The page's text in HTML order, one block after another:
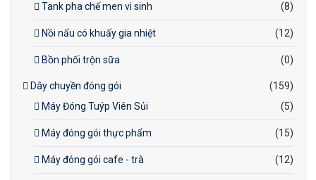
Tank pha chế men vi sinh (8)
Nồi nấu có khuấy gia nhiệt (12)
Bồn phối trộn sữa (0)
Dây chuyền đóng gói
(159)
Máy Đóng Tuýp Viên Sủi
(5)
Máy đóng gói thực phẩm (15)
Máy đóng gói cafe - trà (12)